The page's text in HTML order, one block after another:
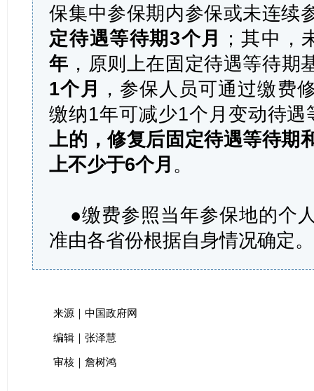
保集中参保期内参保或未连续
定待遇等待期3个月
；其中，
年 ，原则上在固定待遇等待期
1个月
，参保人员可通过缴费
缴纳1年可减少1个月变动待遇
上的，修复后固定待遇等待期
上不少于6个月 。
●缴费参照当年参保地的个
准由各省份根据自身情况确定。
来源｜中国政府网
编辑｜张泽慧
审核｜詹树鸿